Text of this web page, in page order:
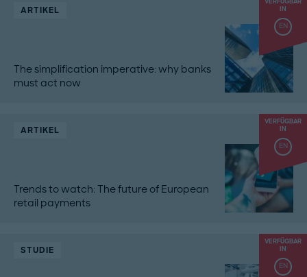
VERFÜGBAR
IN
EN
ARTIKEL
The simplification imperative: why banks
must act now
VERFÜGBAR
IN
EN
ARTIKEL
Trends to watch: The future of European
retail payments
VERFÜGBAR
IN
EN
STUDIE